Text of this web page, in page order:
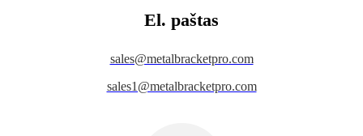
El. paštas
sales@metalbracketpro.com
sales1@metalbracketpro.com